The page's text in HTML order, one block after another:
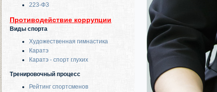
223-ФЗ
Противодействие коррупции
Виды спорта
Художественная гимнастика
Каратэ
Каратэ - спорт глухих
Тренировочный процесс
Рейтинг спортсменов